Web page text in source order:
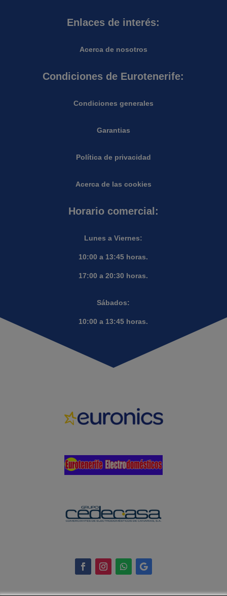
Enlaces de interés:
Acerca de nosotros
Condiciones de Eurotenerife:
Condiciones generales
Garantias
Política de privacidad
Acerca de las cookies
Horario comercial:
Lunes a Viernes:
10:00 a 13:45 horas.
17:00 a 20:30 horas.
Sábados:
10:00 a 13:45 horas.